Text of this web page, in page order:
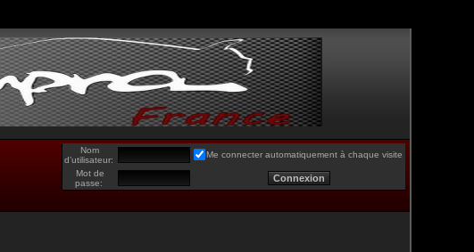
Nom
d’utilisateur:
Me connecter automatiquement à chaque visite
Mot de
passe: